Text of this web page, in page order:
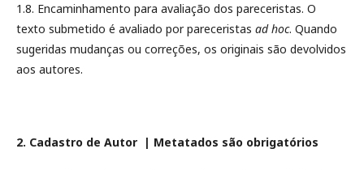
1.8. Encaminhamento para avaliação dos pareceristas. O
texto submetido é avaliado por pareceristas ad hoc. Quando
sugeridas mudanças ou correções, os originais são devolvidos
aos autores.
2. Cadastro de Autor | Metatados são obrigatórios